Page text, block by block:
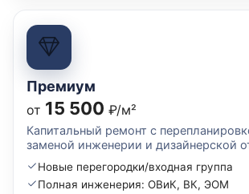
Премиум
от 15 500 ₽/м²
Капитальный ремонт с
заменой инженерии и дизайнерской
Новые перегородки/входная группа
Полная инженерия: ОВиК, ВК, ЭОМ